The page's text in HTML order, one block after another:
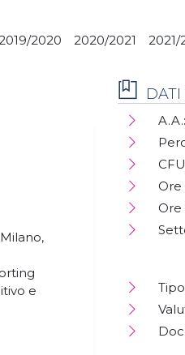
2020 2020/2021 2021/
e
A.A.:
Ore
Ore